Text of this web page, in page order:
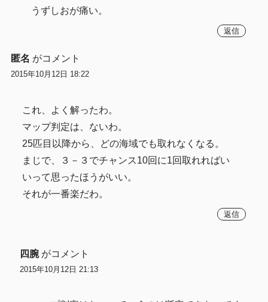
うずしおが痛い。
返信
匿名 がコメント
2015年10月12日 18:22
これ、よく解ったわ。
マップ判定は、ないわ。
25匹目以降から、どの海域でも取れなくなる。
まじで、３－３でチャンス10回に1回取れればい
いって思ったほうがいい。
それが一番楽だわ。
返信
四腕 がコメント
2015年10月12日 21:13